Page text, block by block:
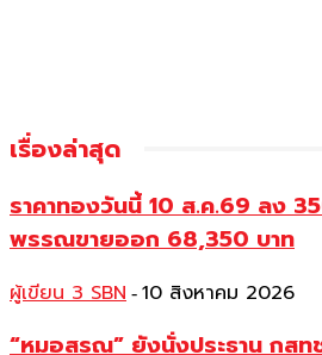
เรื่องล่าสุด
ราคาทองวันนี้ 10 ส.ค.69 ลง
พรรณขายออก 68,350 บาท
ผู้เขียน 3 SBN - 10 สิงหาคม 2026
“หมอสรณ” ยังนั่งประธาน กสท